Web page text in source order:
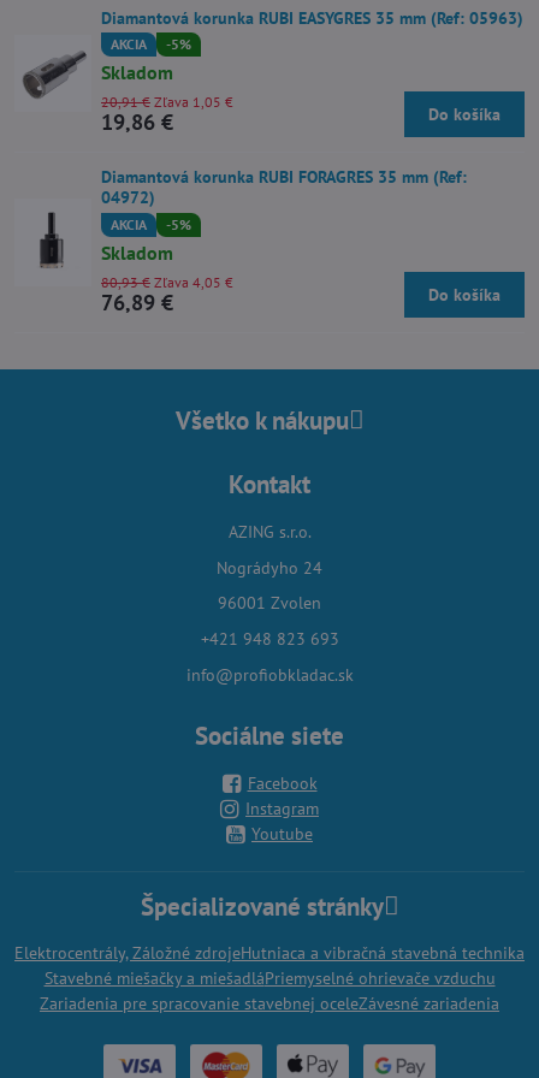
Diamantová korunka RUBI EASYGRES 35 mm (Ref: 05963)
AKCIA -5%
Skladom
19,86 €
20,91 € Zľava 1,05 €
Do košíka
Diamantová korunka RUBI FORAGRES 35 mm (Ref:
04972)
AKCIA -5%
Skladom
76,89 €
80,93 € Zľava 4,05 €
Do košíka
Všetko k nákupu
Kontakt
AZING s.r.o.
Nográdyho 24
96001 Zvolen
+421 948 823 693
info@profiobkladac.sk
Sociálne siete
Facebook
Instagram
Youtube
Špecializované stránky
Elektrocentrály, Záložné zdrojeHutniaca a vibračná stavebná technika
Stavebné miešačky a miešadláPriemyselné ohrievače vzduchu
Zariadenia pre spracovanie stavebnej oceleZávesné zariadenia